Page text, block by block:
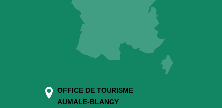
OFFICE DE TOURISME
AUMALE-BLANGY